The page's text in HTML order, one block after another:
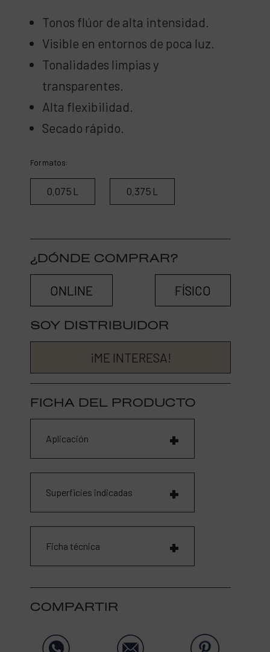
Tonos flúor de alta intensidad.
Visible en entornos de poca luz.
Tonalidades limpias y
transparentes.
Alta flexibilidad.
Secado rápido.
Formatos:
0,075 L 0,375 L
¿DÓNDE COMPRAR?
ONLINE FÍSICO
SOY DISTRIBUIDOR
¡ME INTERESA!
FICHA DEL PRODUCTO
Aplicación
Superficies indicadas
Ficha técnica
COMPARTIR